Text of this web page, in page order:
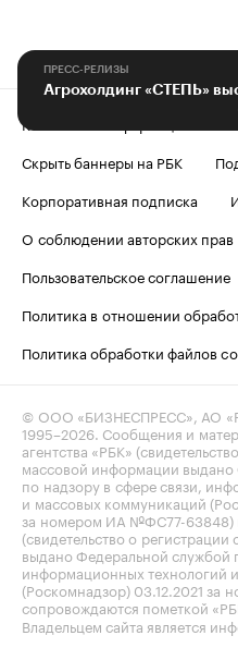
ПРЕСС-РЕЛИЗЫ
Контактная информация
Скрыть баннеры на РБК
Корпоративная подписка
О соблюдении авторских прав
Пользовательское соглашение
Политика в отношении
Политика обработки файлов
© ООО «БИЗНЕСПРЕСС», АО
1995–2026. Сообщения и
агентства «РБК»
массовой информации
по надзору в сфере связи,
и массовых коммуникаций
за номером ИА №ФС77-63848)
(свидетельство о
выдано Федеральной службой
информационных технологий
(Роскомнадзор) 03.12.2021
сопровождаются пометкой
Владельцем сайта является